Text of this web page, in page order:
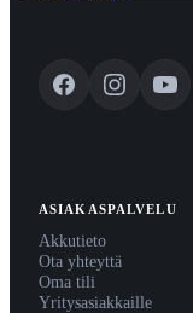
ASIAKASPALVELU
Akkutieto
Ota yhteyttä
Oma tili
Yritysasiakkaille